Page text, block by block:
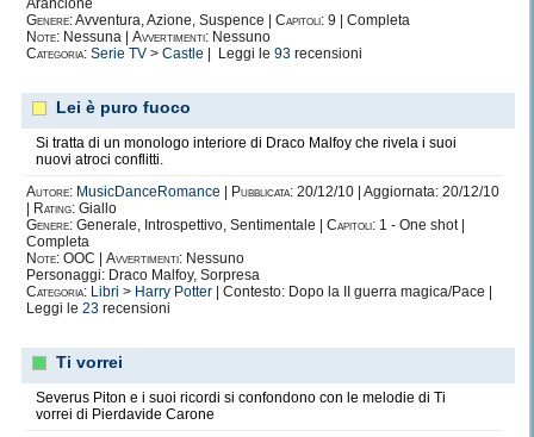
Arancione
Genere:Avventura, Azione, Suspence | Capitoli: 9 | Completa
Note: Nessuna | Avvertimenti: Nessuno
Categoria: Serie TV > Castle | Leggi le 93 recensioni
Lei è puro fuoco
Si tratta di un monologo interiore di Draco Malfoy che rivela i suoi
nuovi atroci conflitti.
Autore: MusicDanceRomance Pubblicata: 20/12/10 | Aggiornata: 20/12/10
Rating: Giallo
Genere: Generale, Introspettivo, Sentimentale | Capitoli: 1 - One shot |
Completa
Note: OOC | Avvertimenti: Nessuno
Personaggi: Draco Malfoy, Sorpresa
Categoria: Libri > Harry Potter | Contesto: Dopo la II guerra magica/Pace |
Leggi le 23 recensioni
Ti vorrei
Severus Piton e i suoi ricordi si confondono con le melodie di Ti
vorrei di Pierdavide Carone